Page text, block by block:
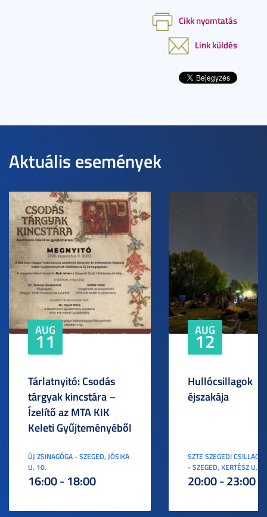
Cikk nyomtatás
Link küldés
Aktuális események
AUG
11
Tárlatnyitó: Csodás
tárgyak kincstára –
Ízelítő az MTA KIK
Keleti Gyűjteményéből
ÚJ ZSINAGÓGA - SZEGED, JÓSIKA
U. 10.
16:00 - 18:00
AUG
12
Hullócsillagok
éjszakája
SZTE SZEGEDI
- SZEGED, KERTÉSZ U. 3.
20:00 - 23:00